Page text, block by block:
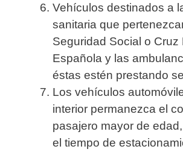
Vehículos destinados a
sanitaria que
Seguridad Social o Cruz
Española y las
éstas estén prestando
Los vehículos
interior permanezca el
pasajero mayor de
el tiempo de